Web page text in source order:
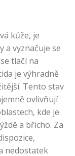
kůže, je
a vyznačuje se
tlačí na
je výhradně
Tento stav
ovlivňují
kde je
a břicho. Za
nedostatek